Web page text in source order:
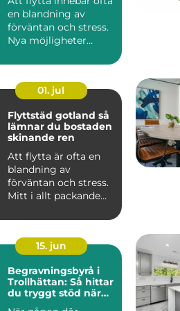
en blandning av
förväntan och stress.
Nya möjligheter
samtidigt ...
01. jul
Flyttstäd gotland så
lämnar du bostaden
skinande ren
Att flytta är ofta en
blandning av
förväntan och stress.
Mitt i allt packande
som ...
15. jun
Begravningsbyrå i
Trollhättan: Så hittar
du tryggt stöd när